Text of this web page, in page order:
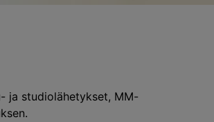
ja studiolähetykset, MM-